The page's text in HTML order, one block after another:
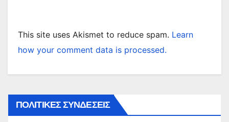
This site uses Akismet to reduce spam. Learn
how your comment data is processed.
ΠΟΛΙΤΙΚΕΣ ΣΥΝΔΕΣΕΙΣ